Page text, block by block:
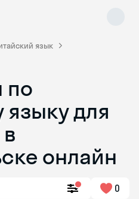
язык
по
для
онлайн
0